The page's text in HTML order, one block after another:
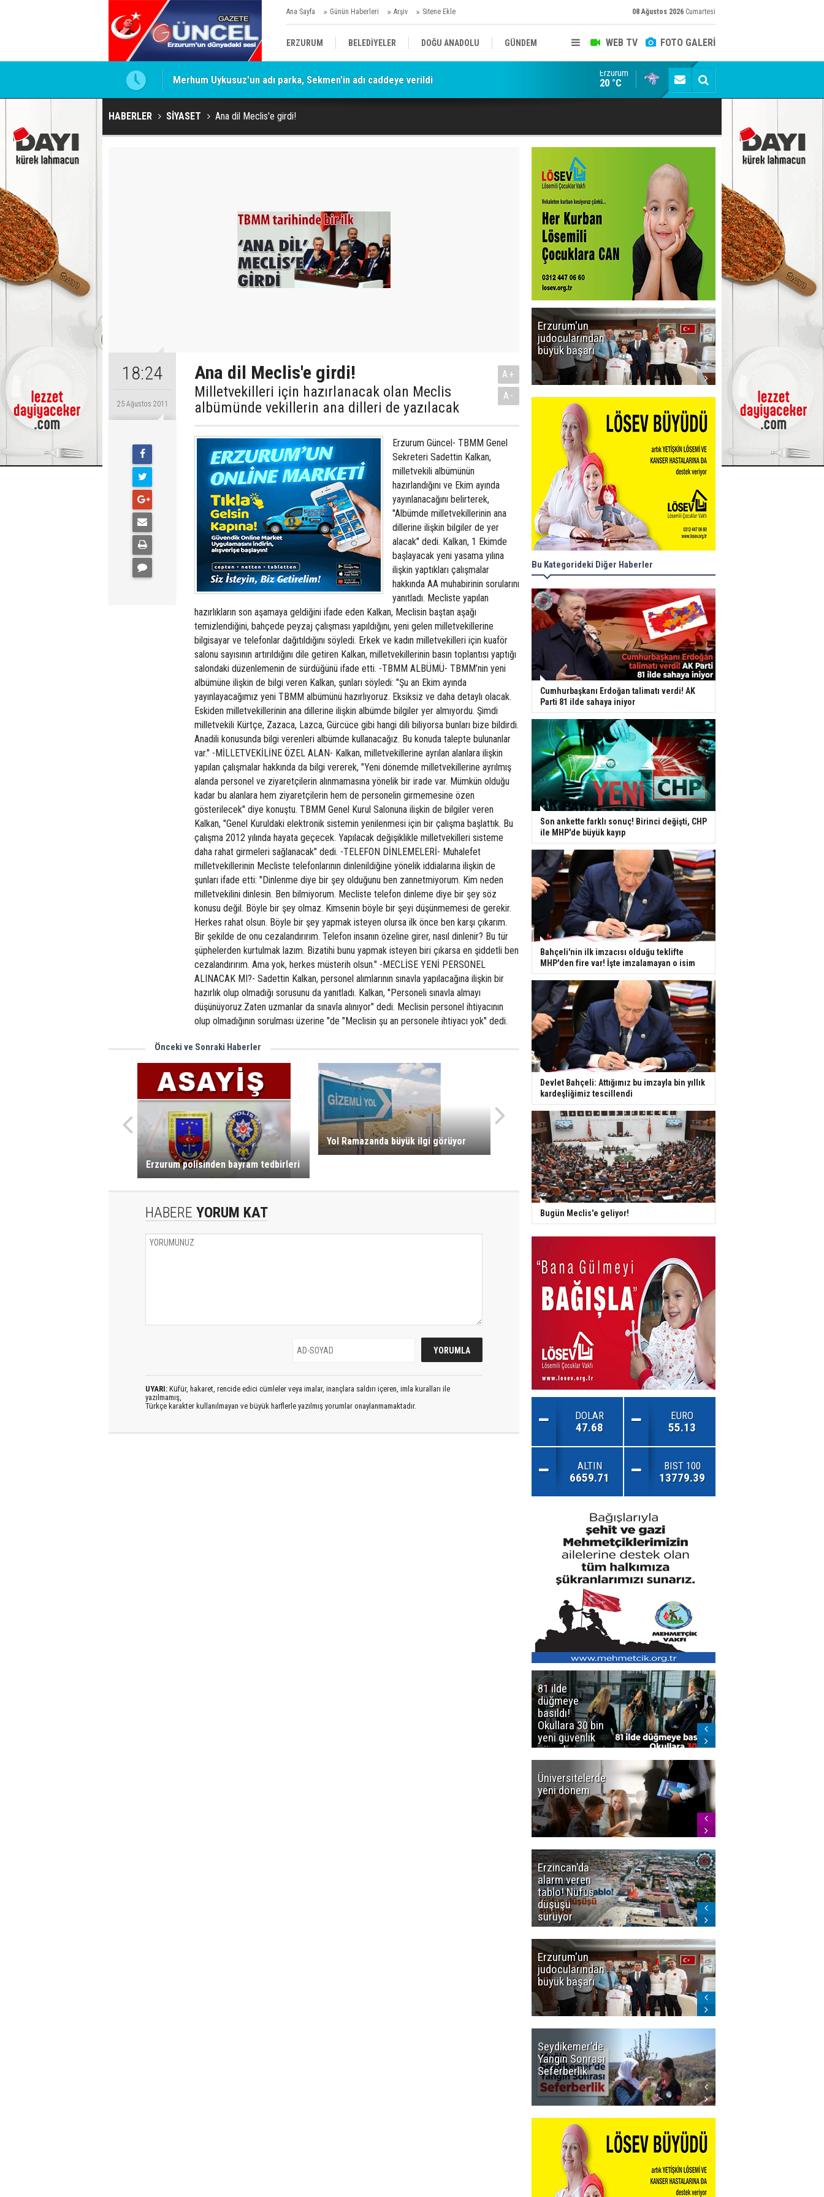
Ana Sayfa Günün Haberleri Arşiv Sitene Ekle 08 Ağustos 2026 Cumartesi
WEB TV FOTO GALERİ
ERZURUM BELEDİYELER DOĞU ANADOLU GÜNDEM
SİYASET AFAD/ SAVAŞ SPOR
Merhum Uykusuz'un adı parka, Sekmen'in adı caddeye verildi Konuşanlar'a katıldı, söyledikleri başına iş açtı!
Erzurum
20 °C
HABERLER SİYASET Ana dil Meclis'e girdi!
18:24
25 Ağustos 2011
Ana dil Meclis'e girdi!
Milletvekilleri için hazırlanacak olan Meclis
albümünde vekillerin ana dilleri de yazılacak
A+
A-
Erzurum Güncel- TBMM Genel
Sekreteri Sadettin Kalkan,
milletvekili albümünün
hazırlandığını ve Ekim ayında
yayınlanacağını belirterek,
"Albümde milletvekillerinin ana
dillerine ilişkin bilgiler de yer
alacak" dedi. Kalkan, 1 Ekimde
başlayacak yeni yasama yılına
ilişkin yaptıkları çalışmalar
hakkında AA muhabirinin sorularını
yanıtladı. Mecliste yapılan
hazırlıkların son aşamaya geldiğini ifade eden Kalkan, Meclisin baştan aşağı
temizlendiğini, bahçede peyzaj çalışması yapıldığını, yeni gelen milletvekillerine
bilgisayar ve telefonlar dağıtıldığını söyledi. Erkek ve kadın milletvekilleri için kuaför
salonu sayısının artırıldığını dile getiren Kalkan, milletvekillerinin basın toplantısı yaptığı
salondaki düzenlemenin de sürdüğünü ifade etti. -TBMM ALBÜMÜ- TBMM’nin yeni
albümüne ilişkin de bilgi veren Kalkan, şunları söyledi: "Şu an Ekim ayında
yayınlayacağımız yeni TBMM albümünü hazırlıyoruz. Eksiksiz ve daha detaylı olacak.
Eskiden milletvekillerinin ana dillerine ilişkin albümde bilgiler yer almıyordu. Şimdi
milletvekili Kürtçe, Zazaca, Lazca, Gürcüce gibi hangi dili biliyorsa bunları bize bildirdi.
Anadili konusunda bilgi verenleri albümde kullanacağız. Bu konuda talepte bulunanlar
var." -MİLLETVEKİLİNE ÖZEL ALAN- Kalkan, milletvekillerine ayrılan alanlara ilişkin
yapılan çalışmalar hakkında da bilgi vererek, "Yeni dönemde milletvekillerine ayrılmış
alanda personel ve ziyaretçilerin alınmamasına yönelik bir irade var. Mümkün olduğu
kadar bu alanlara hem ziyaretçilerin hem de personelin girmemesine özen
gösterilecek" diye konuştu. TBMM Genel Kurul Salonuna ilişkin de bilgiler veren
Kalkan, "Genel Kuruldaki elektronik sistemin yenilenmesi için bir çalışma başlattık. Bu
çalışma 2012 yılında hayata geçecek. Yapılacak değişiklikle milletvekilleri sisteme
daha rahat girmeleri sağlanacak" dedi. -TELEFON DİNLEMELERİ- Muhalefet
milletvekillerinin Mecliste telefonlarının dinlenildiğine yönelik iddialarına ilişkin de
şunları ifade etti: "Dinlenme diye bir şey olduğunu ben zannetmiyorum. Kim neden
milletvekilini dinlesin. Ben bilmiyorum. Mecliste telefon dinleme diye bir şey söz
konusu değil. Böyle bir şey olmaz. Kimsenin böyle bir şeyi düşünmemesi de gerekir.
Herkes rahat olsun. Böyle bir şey yapmak isteyen olursa ilk önce ben karşı çıkarım.
Bir şekilde de onu cezalandırırım. Telefon insanın özeline girer, nasıl dinlenir? Bu tür
şüphelerden kurtulmak lazım. Bizatihi bunu yapmak isteyen biri çıkarsa en şiddetli ben
cezalandırırım. Ama yok, herkes müsterih olsun." -MECLİSE YENİ PERSONEL
ALINACAK MI?- Sadettin Kalkan, personel alımlarının sınavla yapılacağına ilişkin bir
hazırlık olup olmadığı sorusunu da yanıtladı. Kalkan, "Personeli sınavla almayı
düşünüyoruz.Zaten uzmanlar da sınavla alınıyor" dedi. Meclisin personel ihtiyacının
olup olmadığının sorulması üzerine "de "Meclisin şu an personele ihtiyacı yok" dedi.
Önceki ve Sonraki Haberler
Erzurum polisinden bayram tedbirleri
Yol Ramazanda büyük ilgi görüyor
HABERE YORUM KAT
UYARI: Küfür, hakaret, rencide edici cümleler veya imalar, inançlara saldırı içeren, imla kuralları ile
yazılmamış,
Türkçe karakter kullanılmayan ve büyük harflerle yazılmış yorumlar onaylanmamaktadır.
Erzurum'un
judocularından
büyük başarı
Bu Kategorideki Diğer Haberler
Cumhurbaşkanı Erdoğan talimatı verdi! AK
Parti 81 ilde sahaya iniyor
Son ankette farklı sonuç! Birinci değişti, CHP
ile MHP'de büyük kayıp
Bahçeli'nin ilk imzacısı olduğu teklifte
MHP'den fire var! İşte imzalamayan o isim
Devlet Bahçeli: Attığımız bu imzayla bin yıllık
kardeşliğimiz tescillendi
Bugün Meclis'e geliyor!
DOLAR
47.68
EURO
55.13
ALTIN
6659.71
BIST 100
13779.39
81 ilde
düğmeye
basıldı!
Okullara 30 bin
yeni güvenlik
görevlisi
Üniversitelerde
yeni dönem
Erzincan'da
alarm veren
tablo! Nüfus
düşüşü
sürüyor
Erzurum'un
judocularından
büyük başarı
Seydikemer'de
Yangın Sonrası
Seferberlik